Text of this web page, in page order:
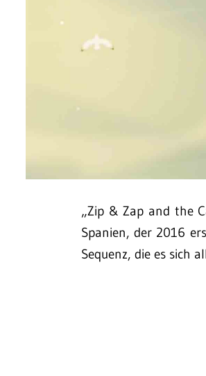
„Zip & Zap and the
Spanien, der 2016
Sequenz, die es sich